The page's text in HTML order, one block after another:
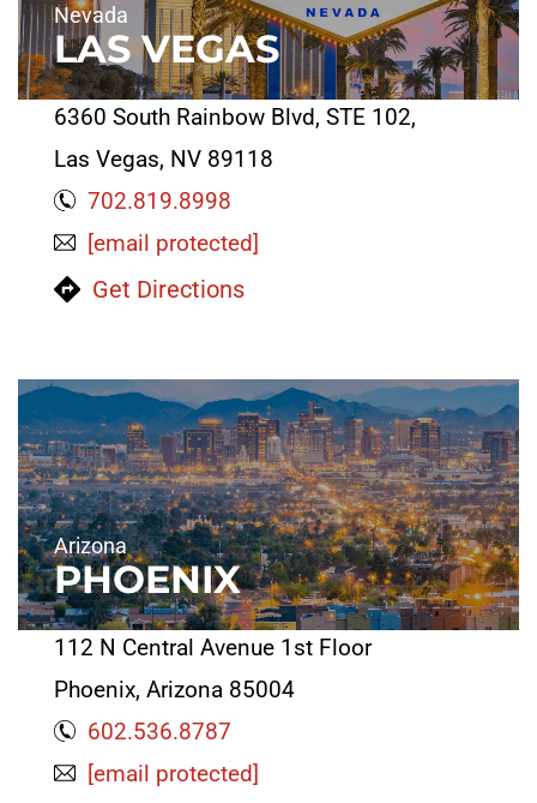
Nevada
LAS VEGAS
6360 South Rainbow Blvd, STE 102,
Las Vegas, NV 89118
702.819.8998
[email protected]
Get Directions
Arizona
PHOENIX
112 N Central Avenue 1st Floor
Phoenix, Arizona 85004
602.536.8787
[email protected]